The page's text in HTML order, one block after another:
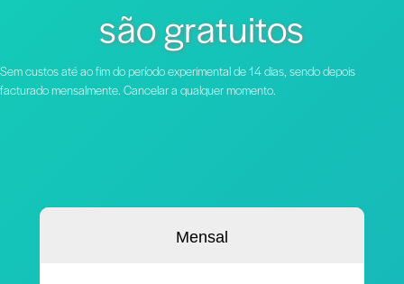
são gratuitos
Sem custos até ao fim do período experimental de 14 dias, sendo depois
facturado mensalmente. Cancelar a qualquer momento.
Mensal